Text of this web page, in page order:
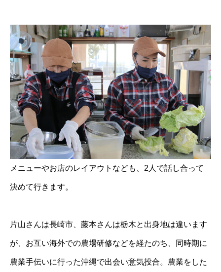
メニューやお店のレイアウトなども、2人で話し合って
決めて行きます。
片山さんは長崎市、藤本さんは栃木と出身地は違います
が、お互い海外での農場研修などを経たのち、同時期に
農業手伝いに行った沖縄で出会い意気投合。農業をした